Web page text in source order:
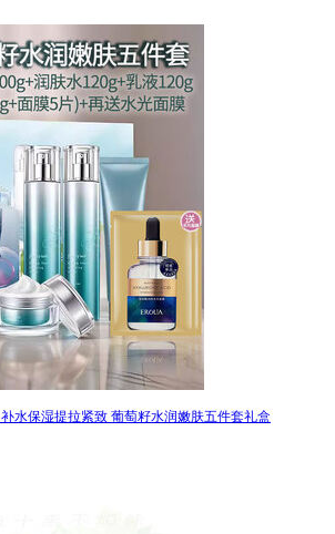
水保湿提拉紧致 葡萄籽水润嫩肤五件套礼盒